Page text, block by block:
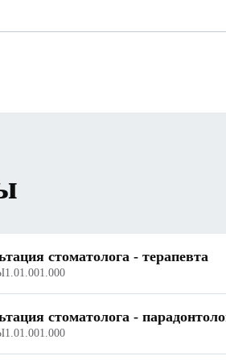
стоматолога - терапевта
стоматолога -